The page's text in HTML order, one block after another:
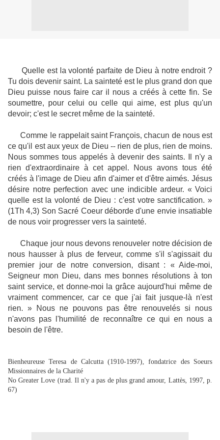
Quelle est la volonté parfaite de Dieu à notre endroit ?
Tu dois devenir saint. La sainteté est le plus grand don que
Dieu puisse nous faire car il nous a créés à cette fin. Se
soumettre, pour celui ou celle qui aime, est plus qu'un
devoir; c'est le secret même de la sainteté.
Comme le rappelait saint François, chacun de nous est
ce qu'il est aux yeux de Dieu -- rien de plus, rien de moins.
Nous sommes tous appelés à devenir des saints. Il n'y a
rien d'extraordinaire à cet appel. Nous avons tous été
créés à l'image de Dieu afin d'aimer et d'être aimés. Jésus
désire notre perfection avec une indicible ardeur. « Voici
quelle est la volonté de Dieu : c'est votre sanctification. »
(1Th 4,3) Son Sacré Coeur déborde d'une envie insatiable
de nous voir progresser vers la sainteté.
Chaque jour nous devons renouveler notre décision de
nous hausser à plus de ferveur, comme s'il s'agissait du
premier jour de notre conversion, disant : « Aide-moi,
Seigneur mon Dieu, dans mes bonnes résolutions à ton
saint service, et donne-moi la grâce aujourd'hui même de
vraiment commencer, car ce que j'ai fait jusque-là n'est
rien. » Nous ne pouvons pas être renouvelés si nous
n'avons pas l'humilité de reconnaître ce qui en nous a
besoin de l'être.
Bienheureuse Teresa de Calcutta (1910-1997), fondatrice des Soeurs
Missionnaires de la Charité
No Greater Love (trad. Il n'y a pas de plus grand amour, Lattès, 1997, p.
67)